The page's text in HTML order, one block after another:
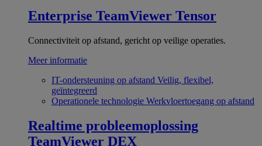
Enterprise TeamViewer Tensor
Connectiviteit op afstand, gericht op veilige operaties.
Meer informatie
IT-ondersteuning op afstand Veilig, flexibel,
geïntegreerd
Operationele technologie Werkvloertoegang op afstand
Realtime probleemoplossing
TeamViewer DEX